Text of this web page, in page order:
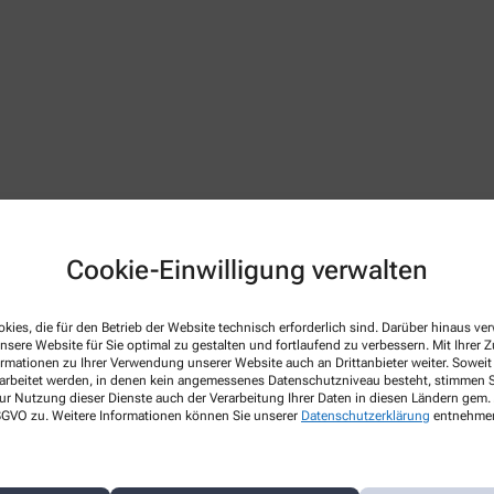
Cookie-Einwilligung verwalten
die für den Betrieb der Website technisch erforderlich sind. Darüber hinaus
Website für Sie optimal zu gestalten und fortlaufend zu verbessern. Mit Ihrer
zu Ihrer Verwendung unserer Website auch an Drittanbieter weiter. Soweit
werden, in denen kein angemessenes Datenschutzniveau besteht, stimmen
Nutzung dieser Dienste auch der Verarbeitung Ihrer Daten in diesen Ländern
zu. Weitere Informationen können Sie unserer Datenschutzerklärung
Arzneimittelpreisverordnung,
des Bundesvereinigung Deutscher Apothekerverbände
im Geltungsbereich des Arzneimittelgesetzes (AMG)